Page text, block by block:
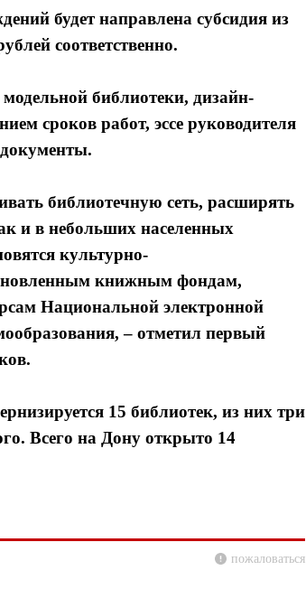
будет направлена субсидия из
соответственно.
библиотеки, дизайн-
сроков работ, эссе руководителя
библиотечную сеть, расширять
и в небольших населенных
культурно-
книжным фондам,
Национальной электронной
– отметил первый
15 библиотек, из них три
Всего на Дону открыто 14
пожаловаться